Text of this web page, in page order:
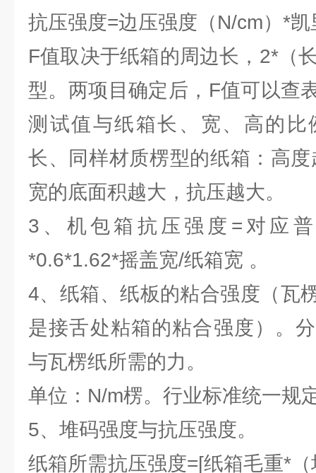
抗压强度=边压强度（N/cm）*
F值取决于纸箱的周边长，2*（
型。两项目确定后，F值可以查
测试值与纸箱长、宽、高的比
长、同样材质楞型的纸箱：高
宽的底面积越大，抗压越大。
3、机包箱抗压强度=对应
*0.6*1.62*摇盖宽/纸箱宽 。
4、纸箱、纸板的粘合强度（瓦
是接舌处粘箱的粘合强度）。
与瓦楞纸所需的力。
单位：N/m楞。行业标准统一规
5、堆码强度与抗压强度。
纸箱所需抗压强度=[纸箱毛重*